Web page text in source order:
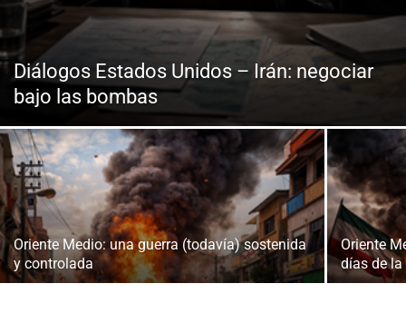
Diálogos Estados Unidos – Irán: negociar
bajo las bombas
Oriente Medio: una guerra (todavía) sostenida
y controlada
Oriente
días de la